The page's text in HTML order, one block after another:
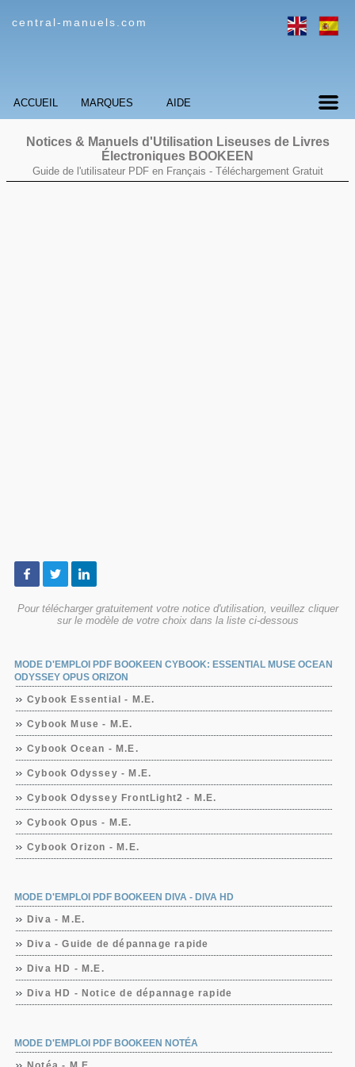
central-manuels.com
ACCUEIL MARQUES AIDE
Notices & Manuels d'Utilisation Liseuses de Livres
Électroniques BOOKEEN
Guide de l'utilisateur PDF en Français - Téléchargement Gratuit
Pour télécharger gratuitement votre notice d'utilisation, veuillez cliquer
sur le modèle de votre choix dans la liste ci-dessous
MODE D'EMPLOI PDF BOOKEEN CYBOOK: ESSENTIAL MUSE OCEAN
ODYSSEY OPUS ORIZON
Cybook Essential - M.E.
Cybook Muse - M.E.
Cybook Ocean - M.E.
Cybook Odyssey - M.E.
Cybook Odyssey FrontLight2 - M.E.
Cybook Opus - M.E.
Cybook Orizon - M.E.
MODE D'EMPLOI PDF BOOKEEN DIVA - DIVA HD
Diva - M.E.
Diva - Guide de dépannage rapide
Diva HD - M.E.
Diva HD - Notice de dépannage rapide
MODE D'EMPLOI PDF BOOKEEN NOTÉA